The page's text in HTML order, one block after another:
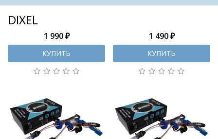
DIXEL
1 990 ₽
КУПИТЬ
1 490 ₽
КУПИТЬ